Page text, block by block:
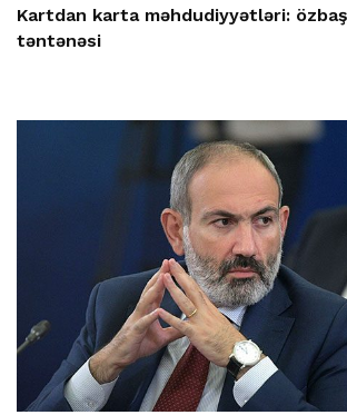
Kartdan karta məhdudiyyətləri:
təntənəsi